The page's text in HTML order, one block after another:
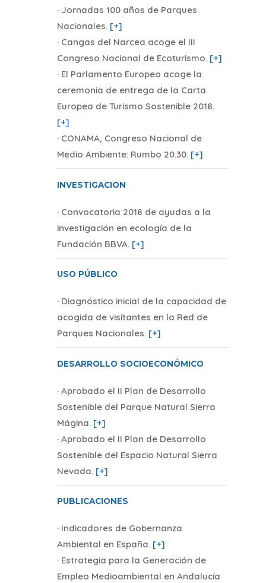
· Jornadas 100 años de Parques
Nacionales. [+]
· Cangas del Narcea acoge el III
Congreso Nacional de Ecoturismo. [+]
· El Parlamento Europeo acoge la
ceremonia de entrega de la Carta
Europea de Turismo Sostenible 2018.
[+]
· CONAMA, Congreso Nacional de
Medio Ambiente: Rumbo 20.30. [+]
INVESTIGACION
· Convocatoria 2018 de ayudas a la
investigación en ecología de la
Fundación BBVA. [+]
USO PÚBLICO
· Diagnóstico inicial de la capacidad de
acogida de visitantes en la Red de
Parques Nacionales. [+]
DESARROLLO SOCIOECONÓMICO
· Aprobado el II Plan de Desarrollo
Sostenible del Parque Natural Sierra
Mágina. [+]
· Aprobado el II Plan de Desarrollo
Sostenible del Espacio Natural Sierra
Nevada. [+]
PUBLICACIONES
· Indicadores de Gobernanza
Ambiental en España. [+]
· Estrategia para la Generación de
Empleo Medioambiental en Andalucía